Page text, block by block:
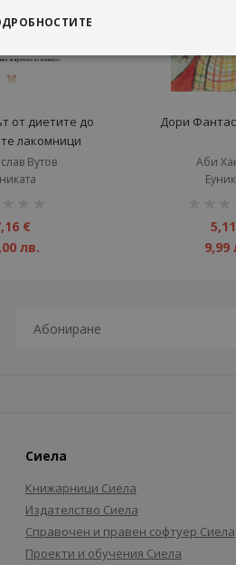
от диетите до
лакомници
Вутов
€
лв.
Дори
Аби
9,99
Сиела
Книжарници Сиела
Издателство Сиела
Справочен и правен софтуер Сиела
Проекти и обучения Сиела